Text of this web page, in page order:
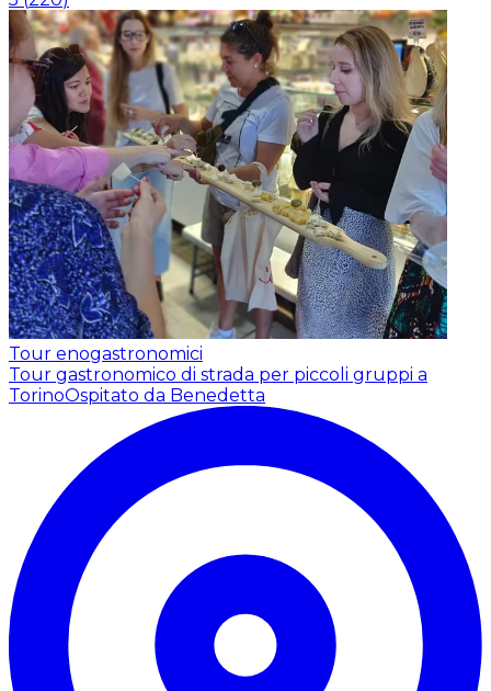
Tour enogastronomici
Tour gastronomico di strada per piccoli gruppi a
TorinoOspitato da Benedetta